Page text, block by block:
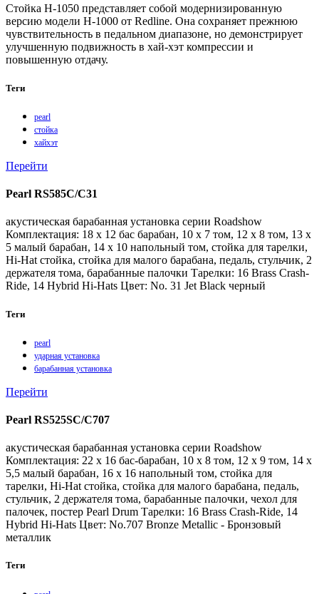
Стойка H-1050 представляет собой модернизированную
версию модели H-1000 от Redline. Она сохраняет прежнюю
чувствительность в педальном диапазоне, но демонстрирует
улучшенную подвижность в хай-хэт компрессии и
повышенную отдачу.
Теги
pearl
стойка
хайхэт
Перейти
Pearl RS585C/C31
акустическая барабанная установка серии Roadshow
Комплектация: 18 х 12 бас барабан, 10 х 7 том, 12 х 8 том, 13 х
5 малый барабан, 14 х 10 напольный том, стойка для тарелки,
Hi-Hat стойка, стойка для малого барабана, педаль, стульчик, 2
держателя тома, барабанные палочки Тарелки: 16 Brass Crash-
Ride, 14 Hybrid Hi-Hats Цвет: No. 31 Jet Black черный
Теги
pearl
ударная установка
барабанная установка
Перейти
Pearl RS525SC/C707
акустическая барабанная установка серии Roadshow
Комплектация: 22 х 16 бас-барабан, 10 х 8 том, 12 х 9 том, 14 х
5,5 малый барабан, 16 х 16 напольный том, стойка для
тарелки, Hi-Hat стойка, стойка для малого барабана, педаль,
стульчик, 2 держателя тома, барабанные палочки, чехол для
палочек, постер Pearl Drum Тарелки: 16 Brass Crash-Ride, 14
Hybrid Hi-Hats Цвет: No.707 Bronze Metallic - Бронзовый
металлик
Теги